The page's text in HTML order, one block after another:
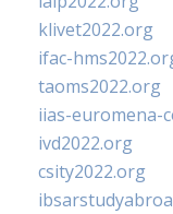
klivet2022.org
ifac-
taoms2022.org
iias-euromena-
ivd2022.org
csity2022.org